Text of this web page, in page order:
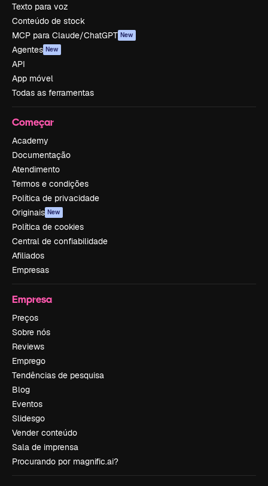
Texto para voz
Conteúdo de stock
MCP para Claude/ChatGPT New
Agentes New
API
App móvel
Todas as ferramentas
Começar
Academy
Documentação
Atendimento
Termos e condições
Política de privacidade
Originais New
Política de cookies
Central de confiabilidade
Afiliados
Empresas
Empresa
Preços
Sobre nós
Reviews
Emprego
Tendências de pesquisa
Blog
Eventos
Slidesgo
Vender conteúdo
Sala de imprensa
Procurando por magnific.ai?